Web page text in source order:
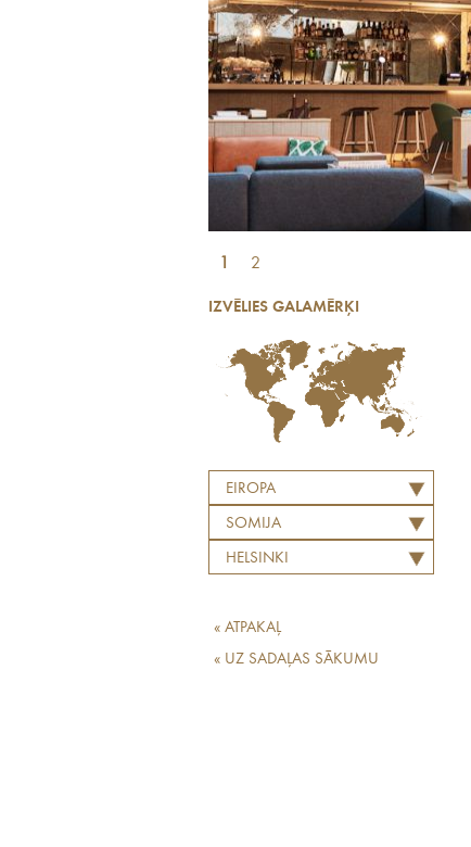
1 2
IZVĒLIES GALAMĒRĶI
EIROPA
SOMIJA
HELSINKI
« ATPAKAĻ
« UZ SADAĻAS SĀKUMU